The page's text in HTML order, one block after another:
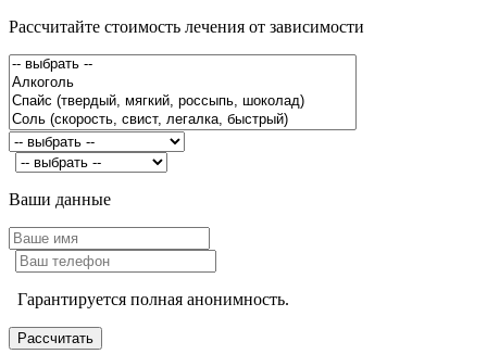
Рассчитайте стоимость лечения от зависимости
Ваши данные
Гарантируется полная анонимность.